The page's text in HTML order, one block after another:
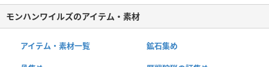
モンハンワイルズのアイテム・素材
アイテム・素材一覧 鉱石集め